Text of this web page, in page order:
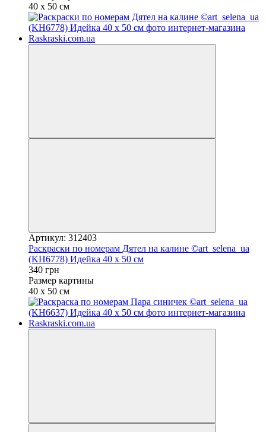
40 х 50 см
Артикул: 312403
Раскраски по номерам Дятел на калине ©art_selena_ua
(KH6778) Идейка 40 х 50 см
340 грн
Размер картины
40 х 50 см